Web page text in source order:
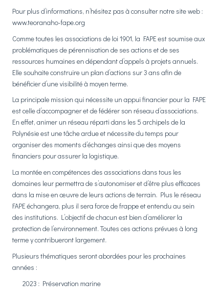
Pour plus d’informations, n’hésitez pas à consulter notre site web :
www.teoranaho-fape.org
Comme toutes les associations de loi 1901, la FAPE est soumise aux
problématiques de pérennisation de ses actions et de ses
ressources humaines en dépendant d’appels à projets annuels.
Elle souhaite construire un plan d’actions sur 3 ans afin de
bénéficier d’une visibilité à moyen terme.
La principale mission qui nécessite un appui financier pour la FAPE
est celle d’accompagner et de fédérer son réseau d’associations.
En effet, animer un réseau réparti dans les 5 archipels de la
Polynésie est une tâche ardue et nécessite du temps pour
organiser des moments d’échanges ainsi que des moyens
financiers pour assurer la logistique.
La montée en compétences des associations dans tous les
domaines leur permettra de s’autonomiser et d’être plus efficaces
dans la mise en œuvre de leurs actions de terrain. Plus le réseau
FAPE échangera, plus il sera force de frappe et entendu au sein
des institutions. L’objectif de chacun est bien d’améliorer la
protection de l’environnement. Toutes ces actions prévues à long
terme y contribueront largement.
Plusieurs thématiques seront abordées pour les prochaines
années :
2023 : Préservation marine